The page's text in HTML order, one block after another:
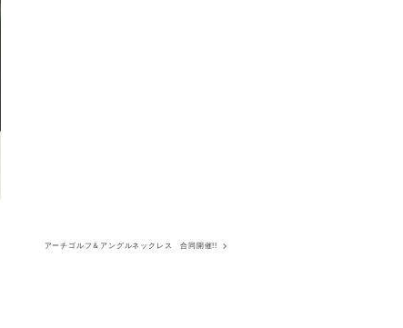
アーチゴルフ＆アングルネックレス 合同開催!!